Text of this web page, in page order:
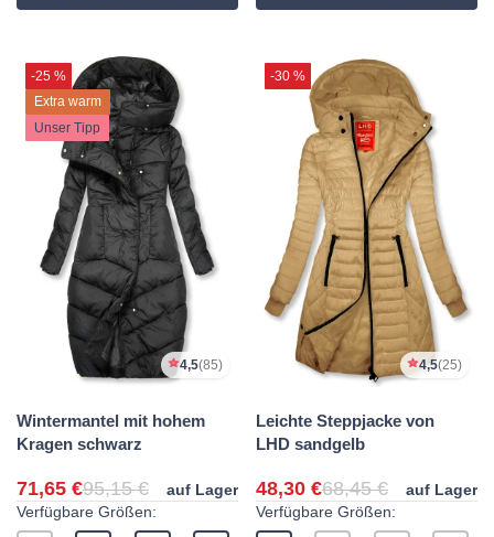
-25 %
Extra warm
Unser Tipp
4,5(85)
Wintermantel mit hohem
Kragen schwarz
71,65 €95,15 €
auf Lager
Verfügbare Größen:
-30 %
4,5(25)
Leichte Steppjacke von
LHD sandgelb
48,30 €68,45 €
auf Lager
Verfügbare Größen: